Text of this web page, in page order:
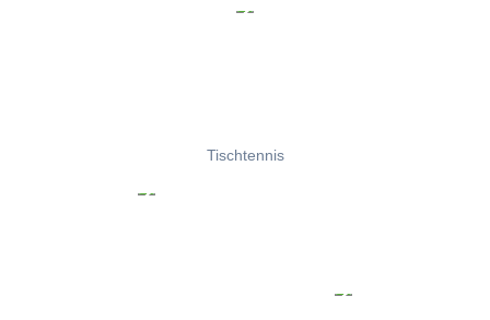
Tischtennis